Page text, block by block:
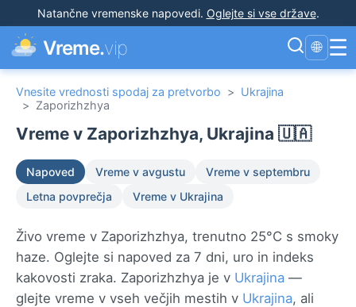
Natančne vremenske napovedi. Oglejte si vse države.
Vreme.vip 🌐 ☰
Vnesite vrednosti spodaj za pretvorbo > Ukrajina
> Zaporizhzhya
Vreme v Zaporizhzhya, Ukrajina 🇺🇦
Napoved Vreme v avgustu
Vreme v septembru
Letna povprečja
Vreme v Ukrajina
Živo vreme v Zaporizhzhya, trenutno 25°C s smoky
haze. Oglejte si napoved za 7 dni, uro in indeks
kakovosti zraka. Zaporizhzhya je v Ukrajina —
glejte vreme v vseh večjih mestih v Ukrajina, ali